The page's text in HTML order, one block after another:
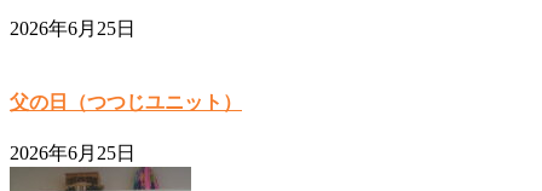
2026年6月25日
父の日（つつじユニット）
2026年6月25日